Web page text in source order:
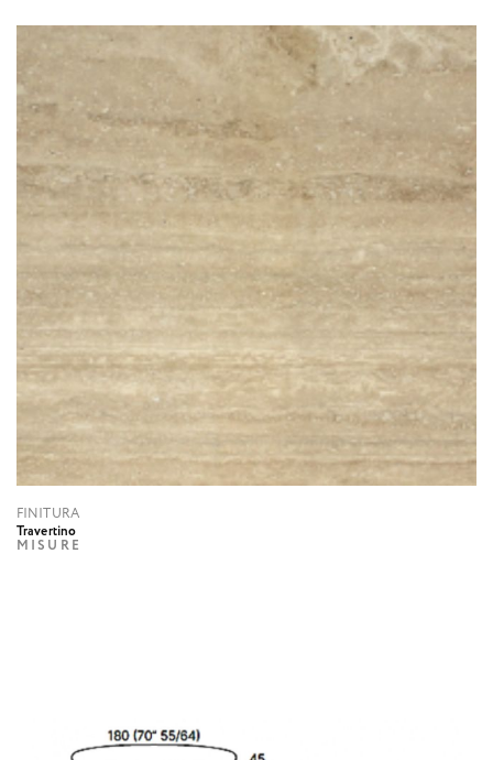
FINITURA
Travertino
MISURE